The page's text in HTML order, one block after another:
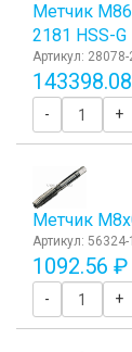
Метчик
2181 HSS-G
Артикул: 28078-
- +
Метчик
Артикул: 56324-1
1092.56 ₽
- +